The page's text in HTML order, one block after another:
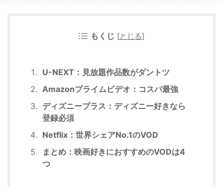
もくじ [とじる]
U-NEXT：見放題作品数がダントツ
Amazonプライムビデオ：コスパ最強
ディズニープラス：ディズニー好きなら
登録必須
Netflix：世界シェアNo.1のVOD
まとめ：映画好きにおすすめのVODは4
つ